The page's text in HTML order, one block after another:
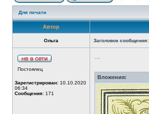
Для печати
Автор
Ольга Заголовок сообщения:
Постоялец
Зарегистрирован: 10.10.2020
06:34
Сообщения: 171
...
Вложения: